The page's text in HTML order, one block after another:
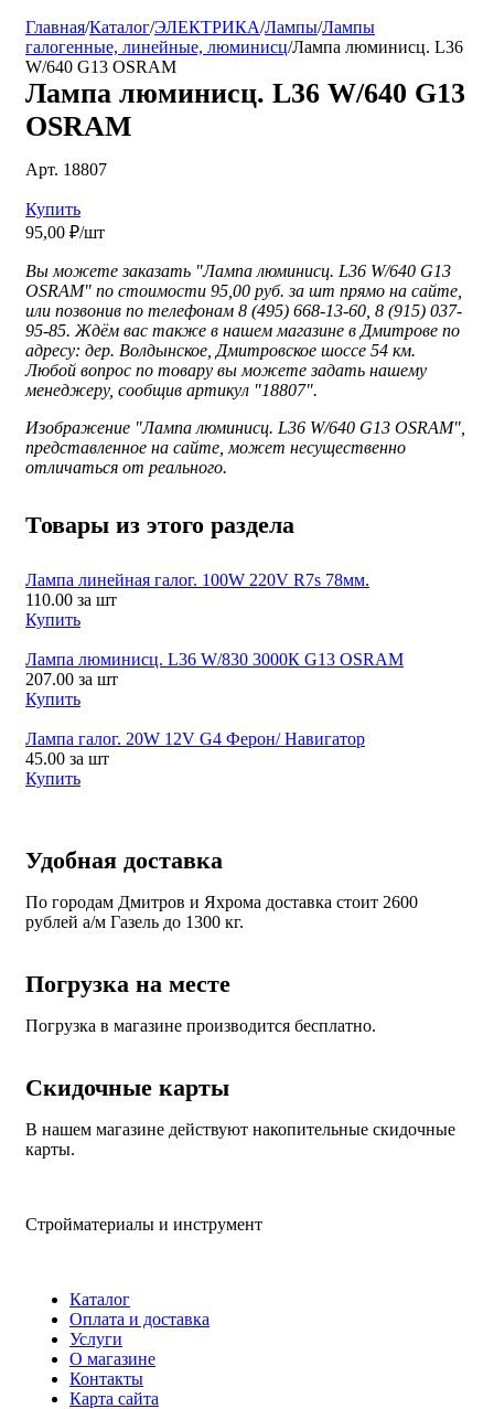
Главная/Каталог/ЭЛЕКТРИКА/Лампы/Лампы
галогенные, линейные, люминисц/Лампа люминисц. L36
W/640 G13 OSRAM
Лампа люминисц. L36 W/640 G13
OSRAM
Арт. 18807
Купить
95,00 ₽/шт
Вы можете заказать "Лампа люминисц. L36 W/640 G13
OSRAM" по стоимости 95,00 руб. за шт прямо на сайте,
или позвонив по телефонам 8 (495) 668-13-60, 8 (915) 037-
95-85. Ждём вас также в нашем магазине в Дмитрове по
адресу: дер. Волдынское, Дмитровское шоссе 54 км.
Любой вопрос по товару вы можете задать нашему
менеджеру, сообщив артикул "18807".
Изображение "Лампа люминисц. L36 W/640 G13 OSRAM",
представленное на сайте, может несущественно
отличаться от реального.
Товары из этого раздела
Лампа линейная галог. 100W 220V R7s 78мм.
110.00 за шт
Купить
Лампа люминисц. L36 W/830 3000К G13 OSRAM
207.00 за шт
Купить
Лампа галог. 20W 12V G4 Ферон/ Навигатор
45.00 за шт
Купить
Удобная доставка
По городам Дмитров и Яхрома доставка стоит 2600
рублей а/м Газель до 1300 кг.
Погрузка на месте
Погрузка в магазине производится бесплатно.
Скидочные карты
В нашем магазине действуют накопительные скидочные
карты.
Стройматериалы и инструмент
Каталог
Оплата и доставка
Услуги
О магазине
Контакты
Карта сайта